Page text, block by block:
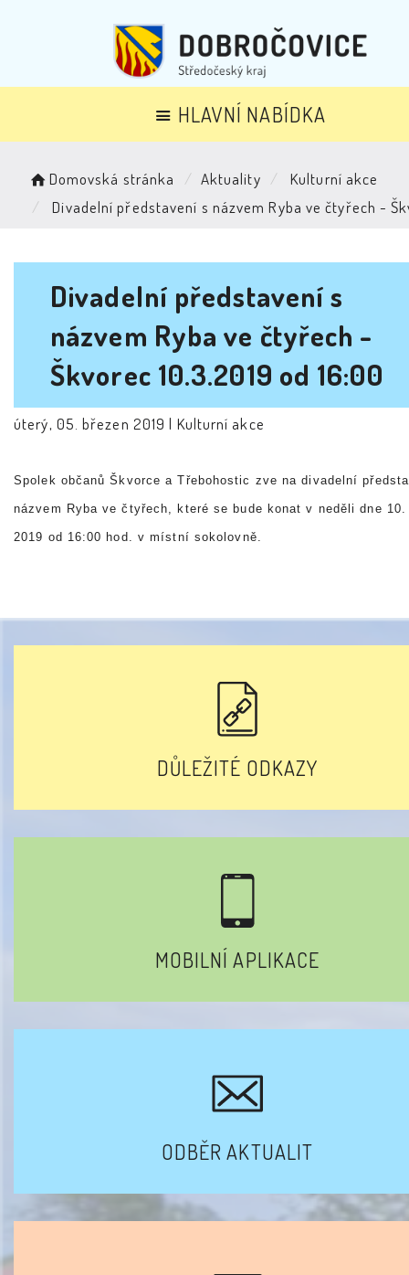
HLAVNÍ NABÍDKA
Domovská stránka Aktuality
Kulturní akce
Divadelní představení s názvem Ryba ve čtyřech -
Divadelní představení s
názvem Ryba ve čtyřech -
Škvorec 10.3.2019 od 16:00
úterý, 05. březen 2019 | Kulturní akce
Spolek občanů Škvorce a Třebohostic zve na divadelní
názvem Ryba ve čtyřech, které se bude konat v neděli dne 10.
2019 od 16:00 hod. v místní sokolovně.
DŮLEŽITÉ ODKAZY
MOBILNÍ APLIKACE
ODBĚR AKTUALIT